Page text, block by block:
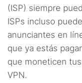
(ISP) siempre
ISPs incluso
anunciantes en
que ya estás
que moneticen
VPN.